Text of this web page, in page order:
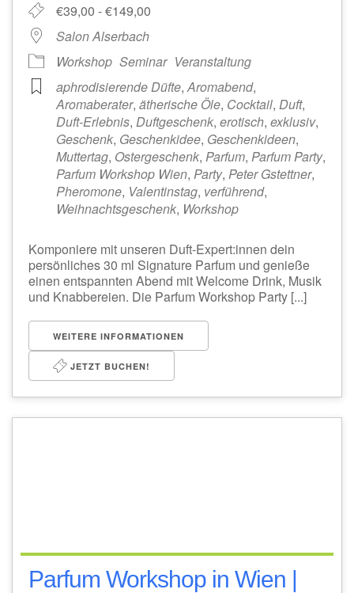
€39,00 - €149,00
Salon Alserbach
Workshop Seminar Veranstaltung
aphrodisierende Düfte,Aromabend,
Aromaberater, ätherische Öle, Cocktail, Duft,
Duft-Erlebnis, Duftgeschenk, erotisch, exklusiv,
Geschenk, Geschenkidee, Geschenkideen,
Muttertag, Ostergeschenk, Parfum, Parfum Party,
Parfum Workshop Wien, Party, Peter Gstettner,
Pheromone, Valentinstag, verführend,
Weihnachtsgeschenk, Workshop
Komponiere mit unseren Duft-Expert:innen dein
persönliches 30 ml Signature Parfum und genieße
einen entspannten Abend mit Welcome Drink, Musik
und Knabbereien. Die Parfum Workshop Party [...]
WEITERE INFORMATIONEN
JETZT BUCHEN!
Parfum Workshop in Wien |